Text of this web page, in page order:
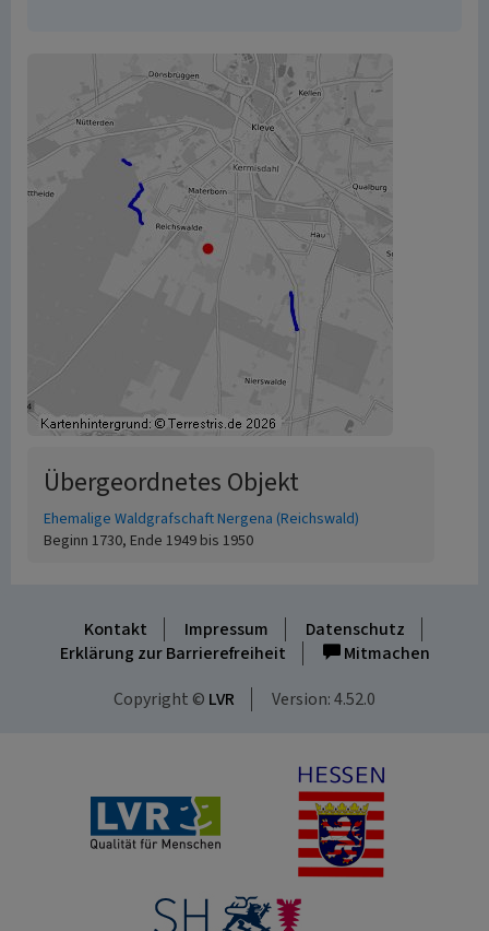
Übergeordnetes Objekt
Ehemalige Waldgrafschaft Nergena (Reichswald)
Beginn 1730, Ende 1949 bis 1950
Kontakt Impressum
Datenschutz
Erklärung zur Barrierefreiheit
Mitmachen
Copyright © LVR Version: 4.52.0